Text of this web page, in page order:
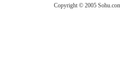
Copyright © 2005